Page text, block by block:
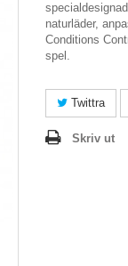
naturläder,
Conditions
spel.
Twittra
Skriv ut